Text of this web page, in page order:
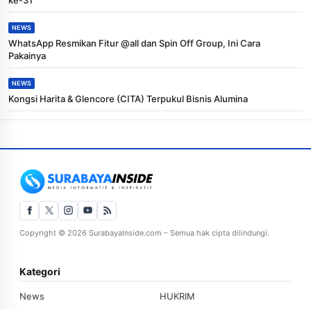
NEWS
WhatsApp Resmikan Fitur @all dan Spin Off Group, Ini Cara
Pakainya
NEWS
Kongsi Harita & Glencore (CITA) Terpukul Bisnis Alumina
Copyright © 2026 SurabayaInside.com – Semua hak cipta dilindungi.
Kategori
News
HUKRIM